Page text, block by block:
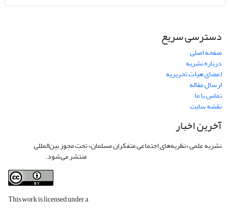
دسترسی سریع
صفحه اصلی
درباره نشریه
اعضای هیات تحریریه
ارسال مقاله
تماس با ما
نقشه سایت
آخرین اخبار
نشریه علمی «نظریه‌های اجتماعی متفکران مسلمان» تحت مجوز بین‌المللی
منتشر می‌شود.
This work is licensed under a